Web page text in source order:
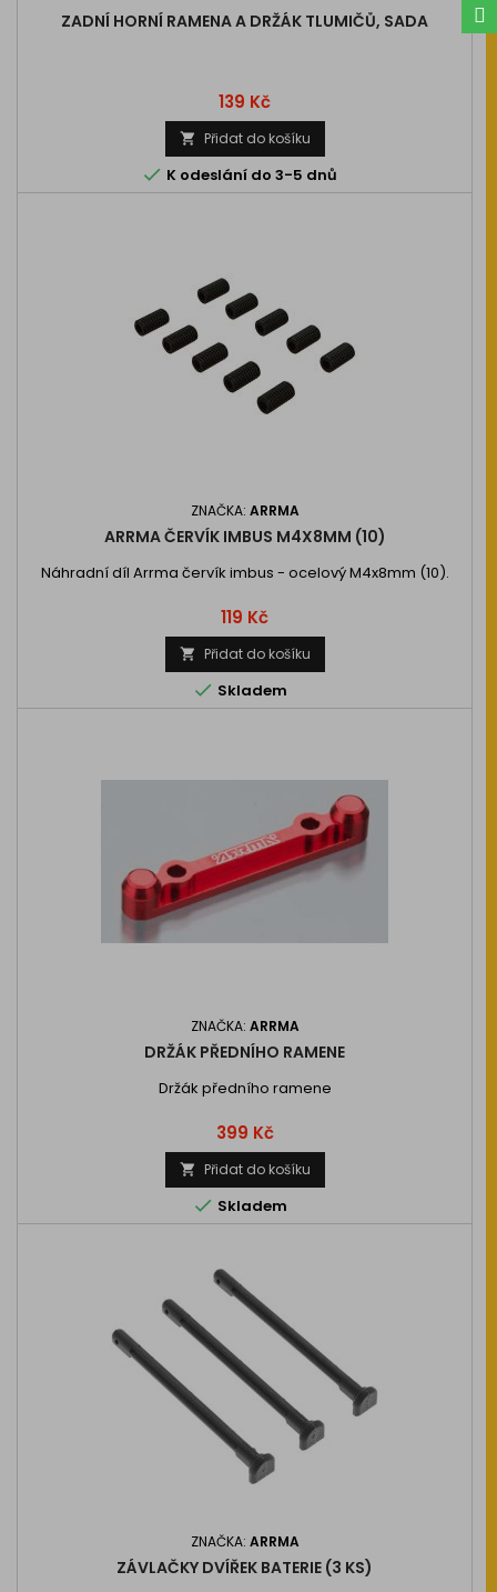
ZADNÍ HORNÍ RAMENA A DRŽÁK TLUMIČŮ, SADA
Cena
139 Kč
 Přidat do košíku
 K odeslání do 3-5 dnů
ZNAČKA: ARRMA
ARRMA ČERVÍK IMBUS M4X8MM (10)
Náhradní díl Arrma červík imbus - ocelový M4x8mm (10).
Cena
119 Kč
 Přidat do košíku
 Skladem
ZNAČKA: ARRMA
DRŽÁK PŘEDNÍHO RAMENE
Držák předního ramene
Cena
399 Kč
 Přidat do košíku
 Skladem
ZNAČKA: ARRMA
ZÁVLAČKY DVÍŘEK BATERIE (3 KS)